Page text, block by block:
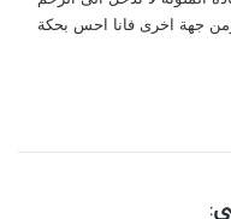
جهة اخرى فانا احس بحكة
: